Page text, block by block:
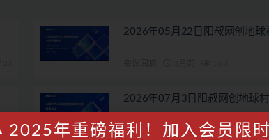
2026年05月22日阳叔网创地球
28
2026年07月3日阳叔网创地球
会议回放 1月前 278
2025年重磅福利！加入会员限时